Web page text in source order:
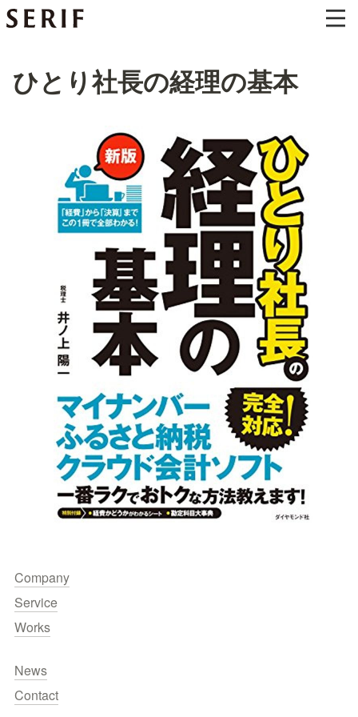
ひとり社長の経理の基本
Company
Service
Works
News
Contact